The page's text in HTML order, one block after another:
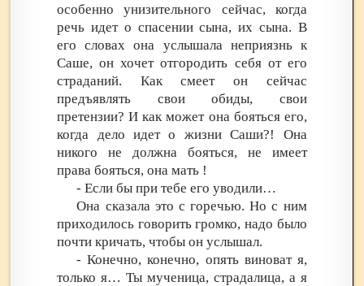
особенно унизительного сейчас, когда
речь идет о спасении сына, их сына. В
его словах она услышала неприязнь к
Саше, он хочет отгородить себя от его
страданий. Как смеет он сейчас
предъявлять свои обиды, свои
претензии? И как может она бояться его,
когда дело идет о жизни Саши?! Она
никого не должна бояться, не имеет
права бояться, она мать !
- Если бы при тебе его уводили…
Она сказала это с горечью. Но с ним
приходилось говорить громко, надо было
почти кричать, чтобы он услышал.
- Конечно, конечно, опять виноват я,
только я… Ты мученица, страдалица, а я